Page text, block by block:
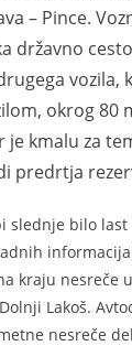
– Pince.
državno
okrog 80
kmalu za
predrtja
slednje bilo
kraju nesreče
Dolnji Lakoš.
nesreče